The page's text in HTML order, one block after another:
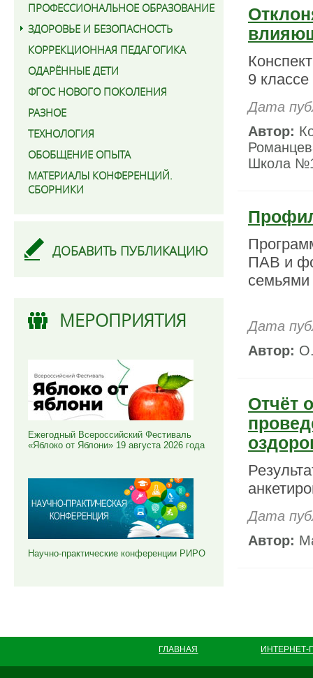
ПРОФЕССИОНАЛЬНОЕ ОБРАЗОВАНИЕ
ЗДОРОВЬЕ И БЕЗОПАСНОСТЬ
КОРРЕКЦИОННАЯ ПЕДАГОГИКА
ОДАРЁННЫЕ ДЕТИ
ФГОС НОВОГО ПОКОЛЕНИЯ
РАЗНОЕ
ТЕХНОЛОГИЯ
ОБОБЩЕНИЕ ОПЫТА
МАТЕРИАЛЫ КОНФЕРЕНЦИЙ.
СБОРНИКИ
ДОБАВИТЬ ПУБЛИКАЦИЮ
МЕРОПРИЯТИЯ
Ежегодный Всероссийский Фестиваль
«Яблоко от Яблони» 19 августа 2026 года
Научно-практические конференции РИРО
9 классе
Дата
Автор:
Школа
ПАВ и
семьями
Дата
Автор:
Отчёт
Дата
Автор:
ГЛАВНАЯ